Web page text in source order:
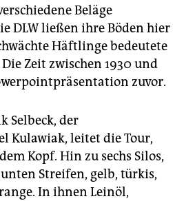
Beläge
DLW ließen ihre Böden hier
Häftlinge bedeutete
Zeit zwischen 1930 und
zuvor.
Selbeck, der
Kulawiak, leitet die Tour,
Kopf. Hin zu sechs Silos,
Streifen, gelb, türkis,
In ihnen Leinöl,